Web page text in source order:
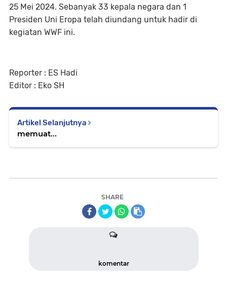
25 Mei 2024. Sebanyak 33 kepala negara dan 1
Presiden Uni Eropa telah diundang untuk hadir di
kegiatan WWF ini.
Reporter : ES Hadi
Editor : Eko SH
Artikel Selanjutnya
memuat...
SHARE
komentar